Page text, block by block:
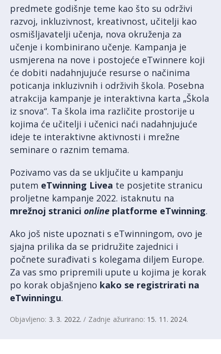
predmete godišnje teme kao što su održivi
razvoj, inkluzivnost, kreativnost, učitelji kao
osmišljavatelji učenja, nova okruženja za
učenje i kombinirano učenje. Kampanja je
usmjerena na nove i postojeće eTwinnere koji
će dobiti nadahnjujuće resurse o načinima
poticanja inkluzivnih i održivih škola. Posebna
atrakcija kampanje je interaktivna karta „Škola
iz snova“. Ta škola ima različite prostorije u
kojima će učitelji i učenici naći nadahnjujuće
ideje te interaktivne aktivnosti i mrežne
seminare o raznim temama.
Pozivamo vas da se uključite u kampanju
putem eTwinning Livea te posjetite stranicu
proljetne kampanje 2022. istaknutu na
mrežnoj stranici online platforme eTwinning.
Ako još niste upoznati s eTwinningom, ovo je
sjajna prilika da se pridružite zajednici i
počnete surađivati s kolegama diljem Europe.
Za vas smo pripremili upute u kojima je korak
po korak objašnjeno kako se registrirati na
eTwinningu.
Objavljeno: 3. 3. 2022. / Zadnje ažurirano: 15. 11. 2024.